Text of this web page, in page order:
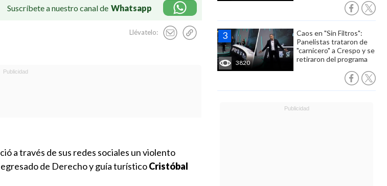
Suscríbete a nuestro canal de Whatsapp
Llévatelo:
3820
Caos en "Sin Filtros":
Panelistas trataron de
"carnicero" a Crespo y se
retiraron del programa
a través de sus redes sociales un violento
de Derecho y guía turísticoCristóbal